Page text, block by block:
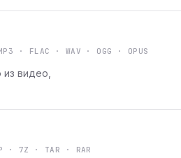
· FLAC · WAV · OGG · OPUS
видео,
· 7Z · TAR · RAR